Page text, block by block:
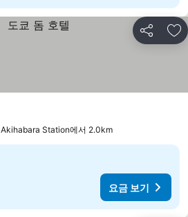
공유 즐
Akihabara Station에서 2.0km
요금 보기